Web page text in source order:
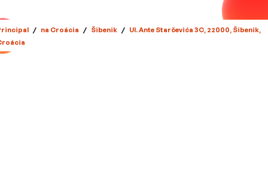
/ na Croácia / Šibenik / Ul. Ante Starčevića 3C, 22000, Šibenik,